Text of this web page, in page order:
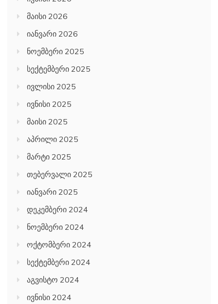
მაისი 2026
იანვარი 2026
ნოემბერი 2025
სექტემბერი 2025
ივლისი 2025
ივნისი 2025
მაისი 2025
აპრილი 2025
მარტი 2025
თებერვალი 2025
იანვარი 2025
დეკემბერი 2024
ნოემბერი 2024
ოქტომბერი 2024
სექტემბერი 2024
აგვისტო 2024
ივნისი 2024